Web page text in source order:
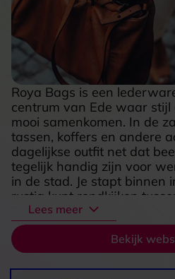
Roya Bags is een
centrum van Ede waar stijl
mooi samenkomen. In de
tassen, koffers en andere
dagelijkse outfit net dat
tegelijk handig zijn voor
in de stad. Je stapt binnen
rustig kunt rondkijken
verschillende smaken, van
modern en eigentijds. Juist
functionaliteit maakt Roya
voor iedereen die op zoek
ook echt fijn in gebruik is.
Lees meer
Bekijk